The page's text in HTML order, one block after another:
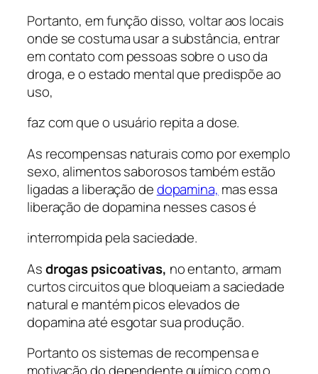
Portanto, em função disso, voltar aos locais
onde se costuma usar a substância, entrar
em contato com pessoas sobre o uso da
droga, e o estado mental que predispõe ao
uso,
faz com que o usuário repita a dose.
As recompensas naturais como por exemplo
sexo, alimentos saborosos também estão
ligadas a liberação dedopamina, mas essa
liberação de dopamina nesses casos é
interrompida pela saciedade.
Asdrogas psicoativas, no entanto, armam
curtos circuitos que bloqueiam a saciedade
natural e mantém picos elevados de
dopamina até esgotar sua produção.
Portanto os sistemas de recompensa e